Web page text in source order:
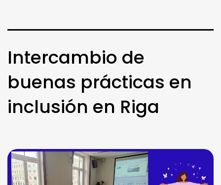
Intercambio de
buenas prácticas en
inclusión en Riga